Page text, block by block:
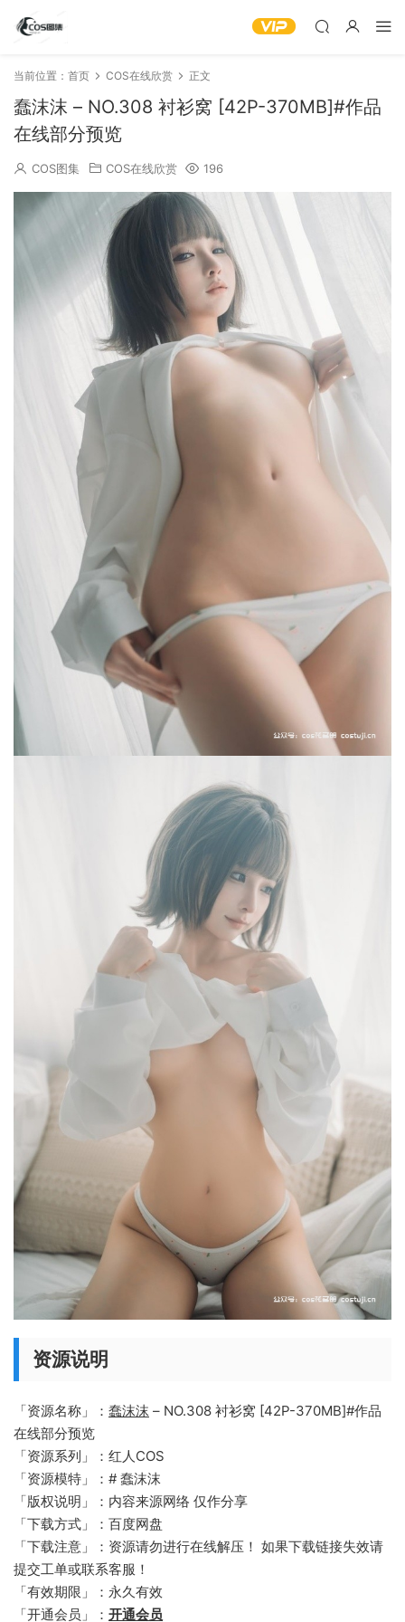
当前位置： 首页 COS在线欣赏 正文
蠢沫沫 – NO.308 衬衫窝 [42P-370MB]#作品
在线部分预览
COS图集 COS在线欣赏 196
资源说明
「资源名称」： 蠢沫沫 – NO.308 衬衫窝 [42P-370MB]#作品
在线部分预览
「资源系列」：红人COS
「资源模特」：# 蠢沫沫
「版权说明」：内容来源网络 仅作分享
「下载方式」：百度网盘
「下载注意」：资源请勿进行在线解压！ 如果下载链接失效请
提交工单或联系客服！
「有效期限」：永久有效
「开通会员」： 开通会员